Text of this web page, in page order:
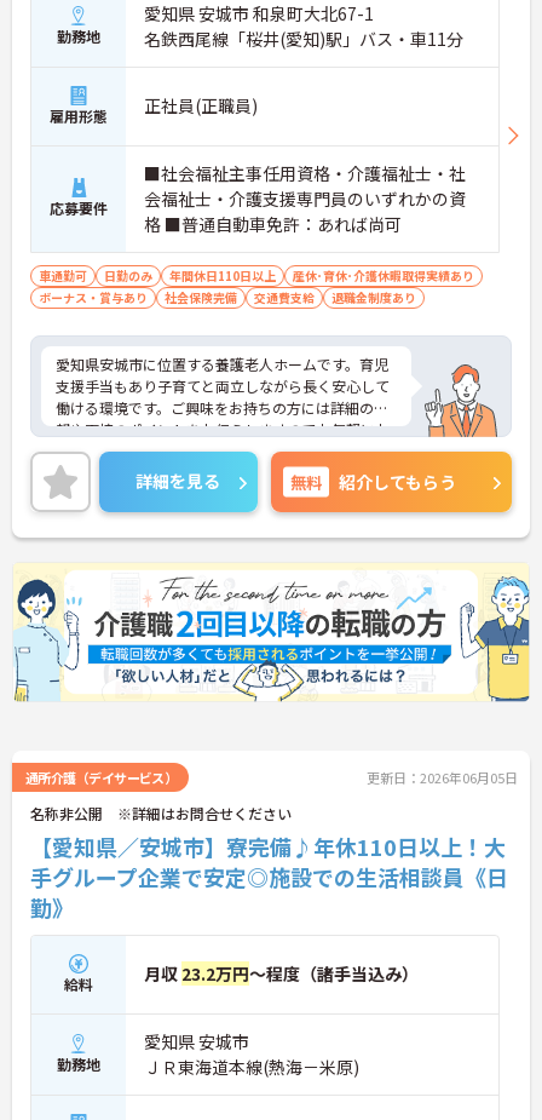
勤務地
愛知県 安城市 和泉町大北67-1
名鉄西尾線「桜井(愛知)駅」バス・車11分
雇用形態 正社員(正職員)
応募要件
■社会福祉主事任用資格・介護福祉士・社
会福祉士・介護支援専門員のいずれかの資
格 ■普通自動車免許：あれば尚可
車通勤可 日勤のみ 年間休日110日以上
産休･育休･介護休暇取得実績あり
ボーナス・賞与あり
社会保険完備 交通費支給 退職金制度あり
愛知県安城市に位置する養護老人ホームです。育児
支援手当もあり子育てと両立しながら長く安心して
働ける環境です。ご興味をお持ちの方には詳細の情
報や面接のポイントをお伝えしますのでお気軽にお
問い合わせくださいませ。
詳細を見る 無料 紹介してもらう
通所介護（デイサービス） 更新日：2026年06月05日
名称非公開 ※詳細はお問合せください
【愛知県／安城市】寮完備♪年休110日以上！大
手グループ企業で安定◎施設での生活相談員《日
勤》
給料 月収 23.2万円～程度（諸手当込み）
勤務地
愛知県 安城市
ＪＲ東海道本線(熱海－米原)